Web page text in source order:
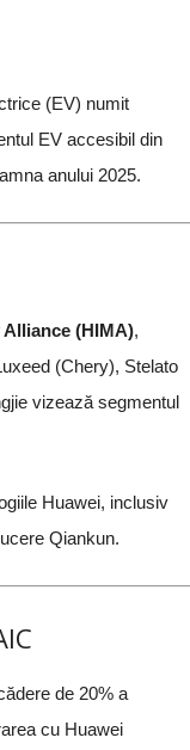
(EV) numit
EV accesibil din
anului 2025.
(HIMA),
(Chery), Stelato
vizează segmentul
Huawei, inclusiv
Qiankun.
de 20% a
cu Huawei